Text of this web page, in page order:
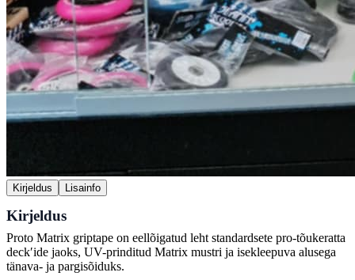
Kirjeldus Lisainfo
Kirjeldus
Proto Matrix griptape on eellõigatud leht standardsete pro-tõukeratta
deckʹide jaoks, UV-prinditud Matrix mustri ja isekleepuva alusega
tänava- ja pargisõiduks.